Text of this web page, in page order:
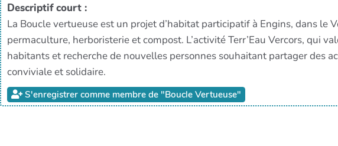
Descriptif court :
La Boucle vertueuse est un projet d’habitat participatif à Engins, dans le
permaculture, herboristerie et compost. L’activité Terr’Eau Vercors, qui
habitants et recherche de nouvelles personnes souhaitant partager des
conviviale et solidaire.
S'enregistrer comme membre de "Boucle Vertueuse"